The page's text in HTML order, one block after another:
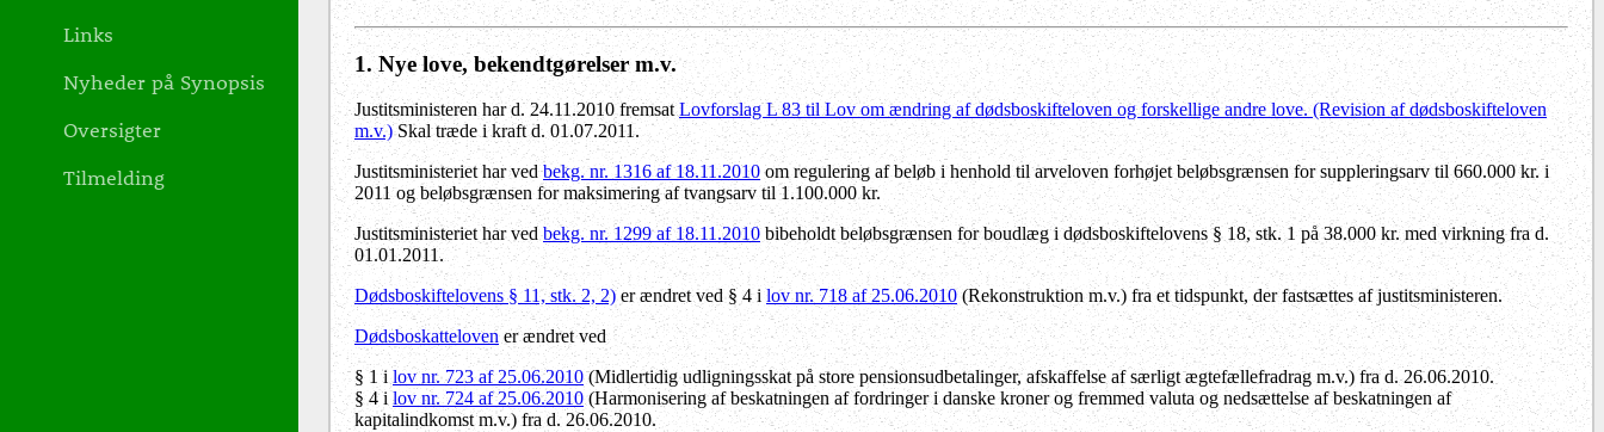
1. Nye love, bekendtgørelser m.v.
Justitsministeren har d. 24.11.2010 fremsatLovforslag L 83 til Lov om ændring af dødsboskifteloven og forskellige andre love. (Revision af dødsboskifteloven
m.v.)Skal træde i kraft d. 01.07.2011.
Justitsministeriet har vedbekg. nr. 1316 af 18.11.2010om regulering af beløb i henhold til arveloven forhøjet beløbsgrænsen for suppleringsarv til 660.000 kr. i
2011 og beløbsgrænsen for maksimering af tvangsarv til 1.100.000 kr.
Justitsministeriet har vedbekg. nr. 1299 af 18.11.2010bibeholdt beløbsgrænsen for boudlæg i dødsboskiftelovens § 18, stk. 1 på 38.000 kr. med virkning fra d.
01.01.2011.
Dødsboskiftelovens § 11, stk. 2, 2)er ændret ved § 4 ilov nr. 718 af 25.06.2010 (Rekonstruktion m.v.) fra et tidspunkt, der fastsættes af justitsministeren.
Dødsboskattelovener ændret ved
§ 1 i lov nr. 723 af 25.06.2010 (Midlertidig udligningsskat på store pensionsudbetalinger, afskaffelse af særligt ægtefællefradrag m.v.) fra d. 26.06.2010.
§ 4 ilov nr. 724 af 25.06.2010 (Harmonisering af beskatningen af fordringer i danske kroner og fremmed valuta og nedsættelse af beskatningen af
kapitalindkomst m.v.) fra d. 26.06.2010.
Links
Nyheder på Synopsis
Oversigter
Tilmelding